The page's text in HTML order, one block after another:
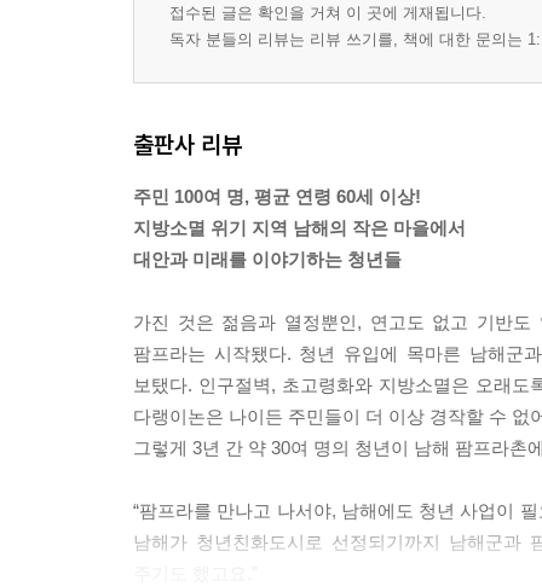
접수된 글은 확인을 거쳐 이 곳에 게재됩니다.
독자 분들의 리뷰는 리뷰 쓰기를, 책에 대한 문의는
출판사 리뷰
주민 100여 명, 평균 연령 60세 이상!
지방소멸 위기 지역 남해의 작은 마을에서
대안과 미래를 이야기하는 청년들
가진 것은 젊음과 열정뿐인, 연고도 없고 기반
팜프라는 시작됐다. 청년 유입에 목마른 남해군
보탰다. 인구절벽, 초고령화와 지방소멸은 오래
다랭이논은 나이든 주민들이 더 이상 경작할 수
그렇게 3년 간 약 30여 명의 청년이 남해 팜프라
“팜프라를 만나고 나서야, 남해에도 청년 사업이
남해가 청년친화도시로 선정되기까지 남해군